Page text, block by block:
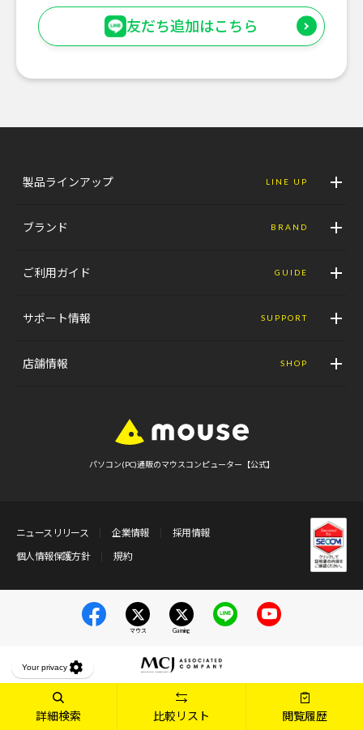
詳細検索 比較リスト 閲覧履歴
友だち追加はこちら
製品ラインアップ LINE UP
ブランド BRAND
ご利用ガイド GUIDE
サポート情報 SUPPORT
店舗情報 SHOP
パソコン(PC)通販のマウスコンピューター【公式】
ニュースリリース 企業情報
採用情報
個人情報保護方針
規約
マウス Gaming